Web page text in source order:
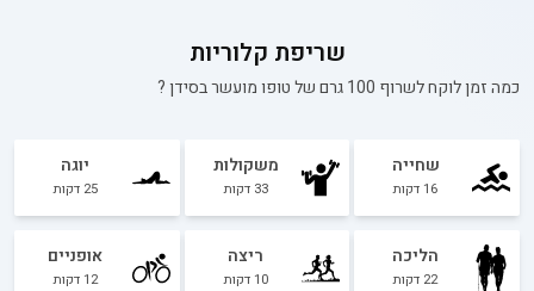
שריפת קלוריות
כמה זמן לוקח לשרוף 100 גרם של טופו מועשר בסידן?
שחייה
16 דקות
משקולות
33 דקות
יוגה
25 דקות
הליכה
22 דקות
ריצה
10 דקות
אופניים
12 דקות